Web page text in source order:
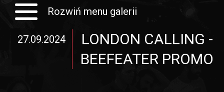
Rozwiń menu galerii
27.09.2024
LONDON CALLING -
BEEFEATER PROMO